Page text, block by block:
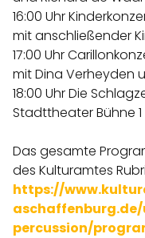
16:00 Uhr
mit anschließender
17:00 Uhr
mit Dina Verheyden
18:00 Uhr Die
Stadttheater Bühne 1
Das gesamte
des Kulturamtes
https://
percussion/